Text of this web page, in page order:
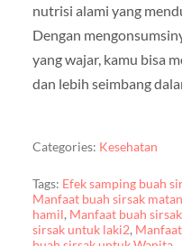
nutrisi alami yang
Dengan
yang wajar, kamu bisa
dan lebih seimbang
Categories: Kesehatan
Tags: Efek samping buah
Manfaat buah sirsak
hamil, Manfaat buah
sirsak untuk laki2,